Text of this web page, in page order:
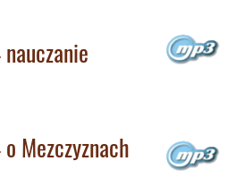
Mezczyznach